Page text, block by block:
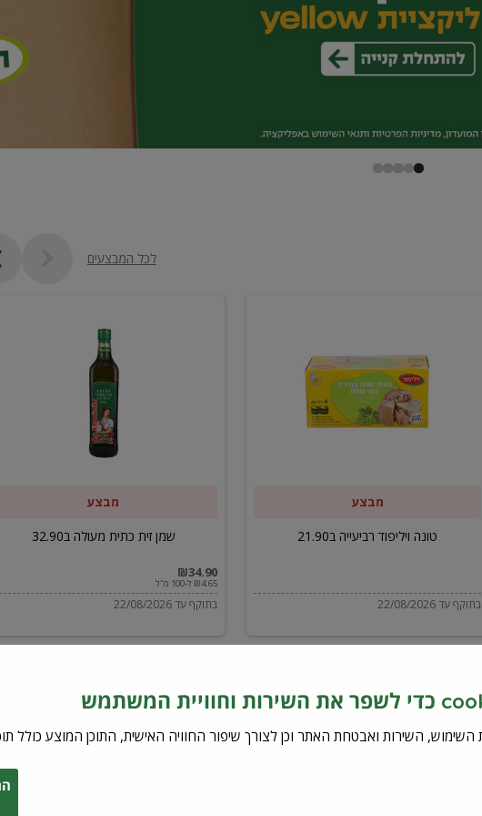
לכל המבצעים
ויליפוד
רביעייה
מבצע
טונה ויליפוד רביעייה ב21.90
בתוקף עד 22/08/2026
מבצע
שמן זית כתית מעולה ב32.90
₪34.90
₪4.65 ל-100 מ"ל
בתוקף עד 22/08/2026